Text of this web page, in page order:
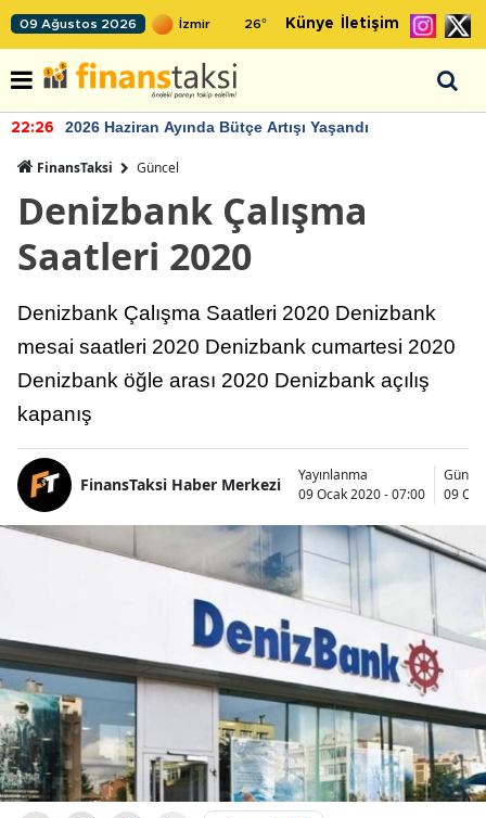
09 Ağustos 2026 26° Künye İletişim
22:26 2026 Haziran Ayında Bütçe Artışı Yaşandı
FinansTaksi Güncel
Denizbank Çalışma
Saatleri 2020
Denizbank Çalışma Saatleri 2020 Denizbank
mesai saatleri 2020 Denizbank cumartesi 2020
Denizbank öğle arası 2020 Denizbank açılış
kapanış
FinansTaksi Haber Merkezi
Yayınlanma
09 Ocak 2020 - 07:00
09